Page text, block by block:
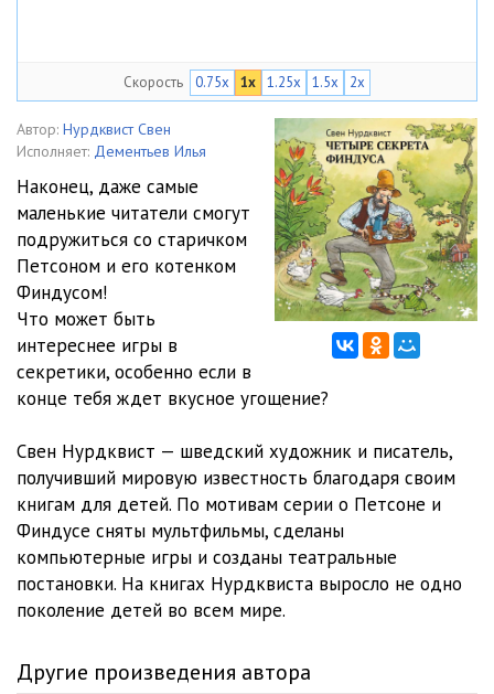
Скорость 0.75x 1x 1.25x 1.5x 2x
Автор: Нурдквист Свен
Исполняет: Дементьев Илья
Наконец, даже самые
маленькие читатели смогут
подружиться со старичком
Петсоном и его котенком
Финдусом!
Что может быть
интереснее игры в
секретики, особенно если в
конце тебя ждет вкусное угощение?
Свен Нурдквист — шведский художник и писатель,
получивший мировую известность благодаря своим
книгам для детей. По мотивам серии о Петсоне и
Финдусе сняты мультфильмы, сделаны
компьютерные игры и созданы театральные
постановки. На книгах Нурдквиста выросло не одно
поколение детей во всем мире.
Другие произведения автора